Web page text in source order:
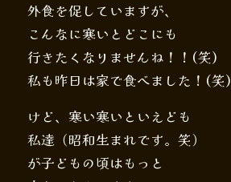
外食を促していますが、
こんなに寒いとどこにも
行きたくなりませんね！！(笑)
私も昨日は家で食べました！(笑)
けど、寒い寒いといえども
私達（昭和生まれです。笑）
が子どもの頃はもっと